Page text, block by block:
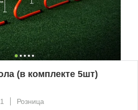
(в комплекте 5шт)
Розница